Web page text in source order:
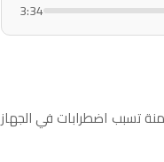
3:34
تسبب اضطرابات في الجهاز